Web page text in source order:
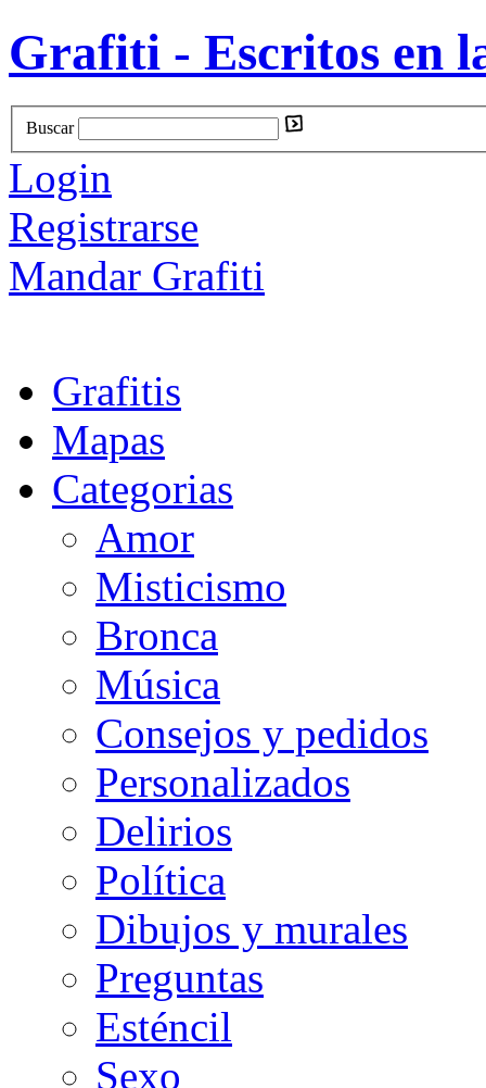
Grafiti - Escritos en
Buscar
Login
Registrarse
Mandar Grafiti
Grafitis
Mapas
Categorias
Amor
Misticismo
Bronca
Música
Consejos y pedidos
Personalizados
Delirios
Política
Dibujos y murales
Preguntas
Esténcil
Sexo